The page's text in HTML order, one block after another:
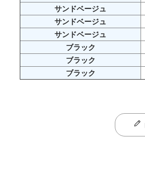
サンドベージュ
サンドベージュ
サンドベージュ
ブラック
ブラック
ブラック